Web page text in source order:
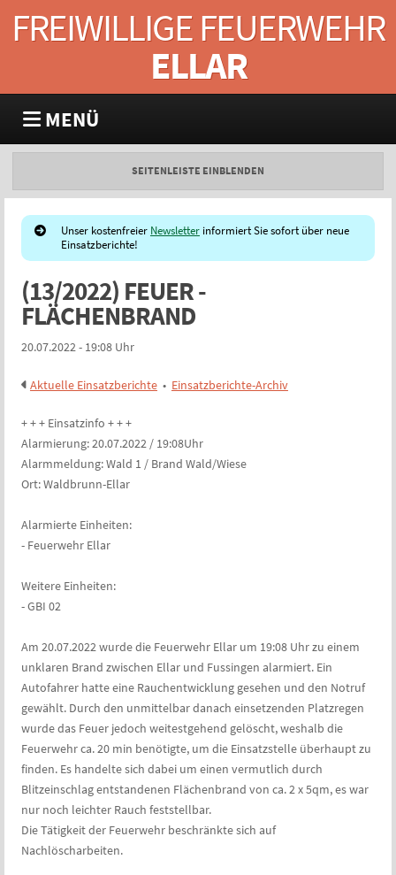
FREIWILLIGE FEUERWEHR
ELLAR
MENÜ
SEITENLEISTE EINBLENDEN
Unser kostenfreier Newsletterinformiert Sie sofort über neue
Einsatzberichte!
(13/2022) FEUER -
FLÄCHENBRAND
20.07.2022 - 19:08 Uhr
Aktuelle Einsatzberichte• Einsatzberichte-Archiv
+ + + Einsatzinfo + + +
Alarmierung: 20.07.2022 / 19:08Uhr
Alarmmeldung: Wald 1 / Brand Wald/Wiese
Ort: Waldbrunn-Ellar
Alarmierte Einheiten:
- Feuerwehr Ellar
Weitere Einheiten:
- GBI 02
Am 20.07.2022 wurde die Feuerwehr Ellar um 19:08 Uhr zu einem
unklaren Brand zwischen Ellar und Fussingen alarmiert. Ein
Autofahrer hatte eine Rauchentwicklung gesehen und den Notruf
gewählt. Durch den unmittelbar danach einsetzenden Platzregen
wurde das Feuer jedoch weitestgehend gelöscht, weshalb die
Feuerwehr ca. 20 min benötigte, um die Einsatzstelle überhaupt zu
finden. Es handelte sich dabei um einen vermutlich durch
Blitzeinschlag entstandenen Flächenbrand von ca. 2 x 5qm, es war
nur noch leichter Rauch feststellbar.
Die Tätigkeit der Feuerwehr beschränkte sich auf
Nachlöscharbeiten.